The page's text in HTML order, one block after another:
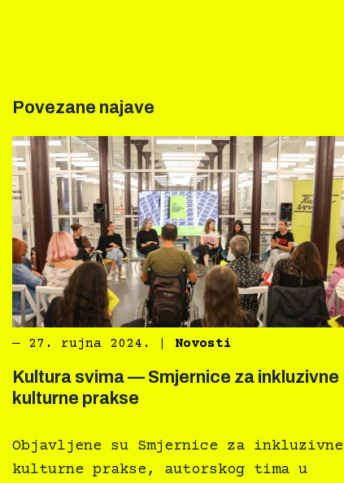
Povezane najave
― 27. rujna 2024. Novosti
Kultura svima — Smjernice za inkluzivne
kulturne prakse
Objavljene su Smjernice za inkluzivne
kulturne prakse, autorskog tima u